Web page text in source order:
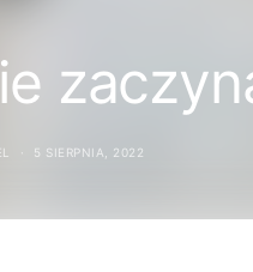
5 SIERPNIA, 2022